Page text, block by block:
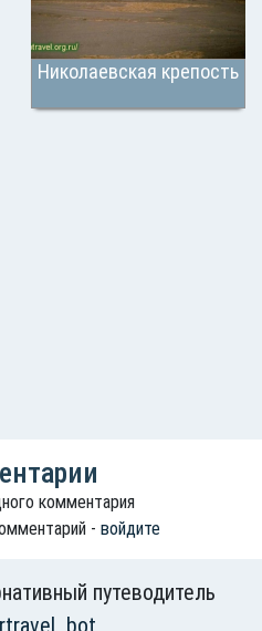
Николаевская крепость
комментария
- войдите
путеводитель